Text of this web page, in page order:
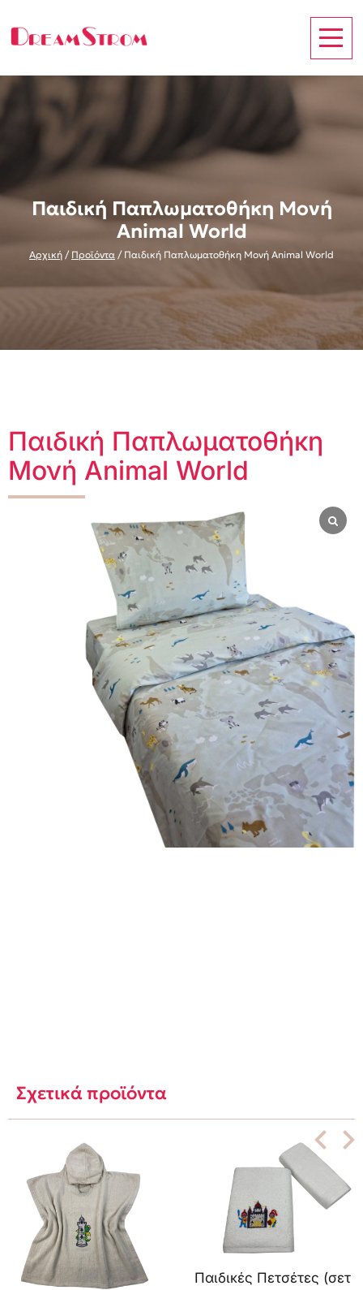
Παιδική Παπλωματοθήκη Μονή
Animal World
Αρχική / Προϊόντα / Παιδική Παπλωματοθήκη Μονή Animal World
Παιδική Παπλωματοθήκη
Μονή Animal World
Σχετικά προϊόντα
Παιδικές Πετσέτες (σετ 2